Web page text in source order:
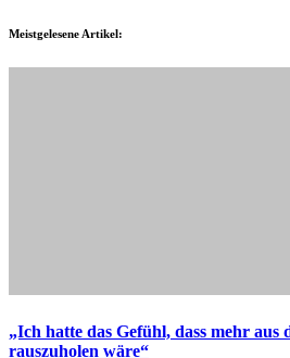
Meistgelesene Artikel:
„Ich hatte das Gefühl, dass mehr aus
rauszuholen wäre“